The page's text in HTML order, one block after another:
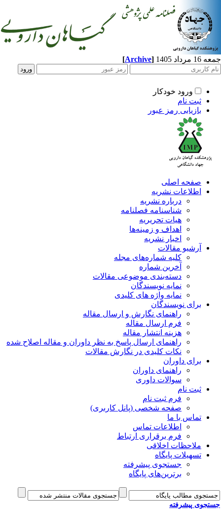
1405
[Archive]
ورود خودکار
ثبت نام
بازیابی رمز عبور
صفحه اصلی
اطلاعات نشریه
درباره نشریه
شناسنامه فصلنامه
هیات تحریریه
اهداف و زمینه‌ها
اخبار نشریه
آرشیو مقالات
کلیه شماره‌های مجله
آخرین شماره
دسته‌بندی موضوعی مقالات
نمایه نویسندگان
نمایه واژه های کلیدی
برای نویسندگان
راهنمای نگارش و ارسال مقاله
فرم ارسال مقاله
هزینه انتشار مقاله
راهنمای ارسال پاسخ به نظر داوران و مقاله اصلاح شده
نکات کلیدی در نگارش مقالات
برای داوران
راهنمای داوران
سوالات داوری
ثبت نام
فرم ثبت نام
صفحه شخصی (پانل کاربری)
تماس با ما
اطلاعات تماس
فرم برقراری ارتباط
ملاحظات اخلاقی
تسهیلات پایگاه
جستجوی پیشرفته
برترین‌های پایگاه
پیشرفته